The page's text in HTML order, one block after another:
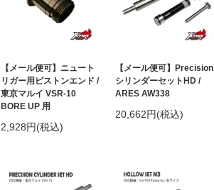
【メール便可】ニュート
リガー用ピストンエンド /
東京マルイ VSR-10
BORE UP 用
2,928円(税込)
【メール便可】Precision
シリンダーセットHD /
ARES AW338
20,662円(税込)